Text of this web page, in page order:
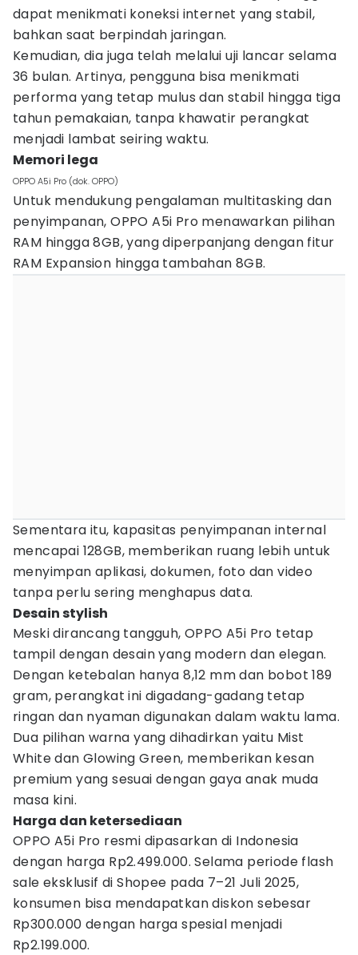
dapat menikmati koneksi internet yang stabil,
bahkan saat berpindah jaringan.
Kemudian, dia juga telah melalui uji lancar selama
36 bulan. Artinya, pengguna bisa menikmati
performa yang tetap mulus dan stabil hingga tiga
tahun pemakaian, tanpa khawatir perangkat
menjadi lambat seiring waktu.
Memori lega
OPPO A5i Pro (dok. OPPO)
Untuk mendukung pengalaman multitasking dan
penyimpanan, OPPO A5i Pro menawarkan pilihan
RAM hingga 8GB, yang diperpanjang dengan fitur
RAM Expansion hingga tambahan 8GB.
Sementara itu, kapasitas penyimpanan internal
mencapai 128GB, memberikan ruang lebih untuk
menyimpan aplikasi, dokumen, foto dan video
tanpa perlu sering menghapus data.
Desain stylish
Meski dirancang tangguh, OPPO A5i Pro tetap
tampil dengan desain yang modern dan elegan.
Dengan ketebalan hanya 8,12 mm dan bobot 189
gram, perangkat ini digadang-gadang tetap
ringan dan nyaman digunakan dalam waktu lama.
Dua pilihan warna yang dihadirkan yaitu Mist
White dan Glowing Green, memberikan kesan
premium yang sesuai dengan gaya anak muda
masa kini.
Harga dan ketersediaan
OPPO A5i Pro resmi dipasarkan di Indonesia
dengan harga Rp2.499.000. Selama periode flash
sale eksklusif di Shopee pada 7–21 Juli 2025,
konsumen bisa mendapatkan diskon sebesar
Rp300.000 dengan harga spesial menjadi
Rp2.199.000.